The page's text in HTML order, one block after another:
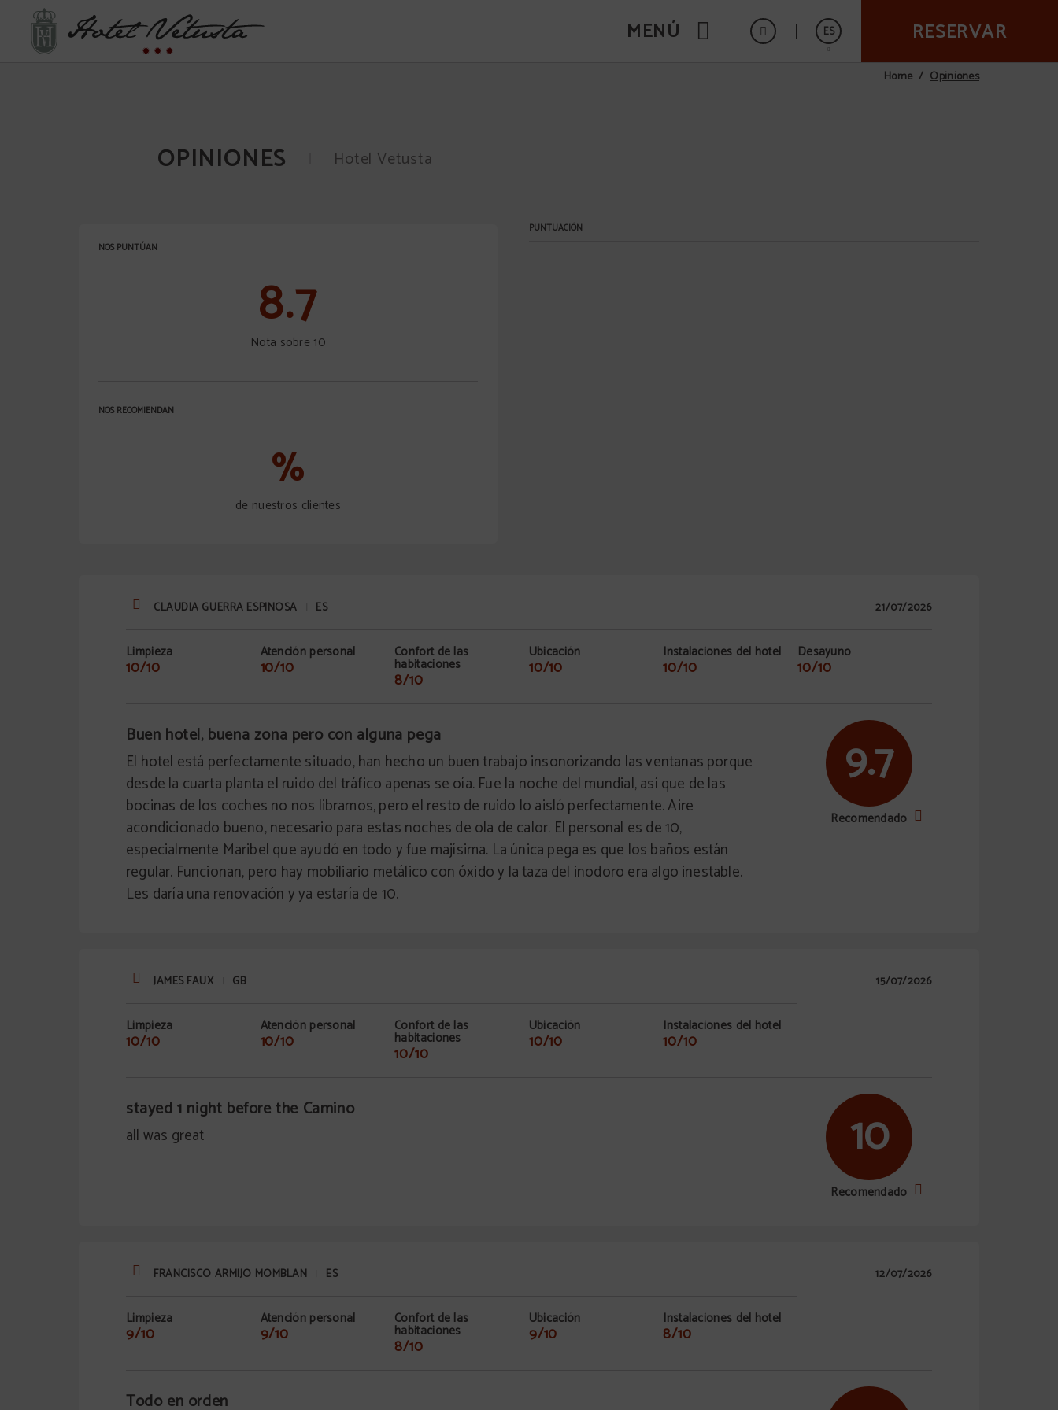
MENÚ ES RESERVAR
Home Opiniones
OPINIONES Hotel Vetusta
NOS PUNTÚAN
8.7
Nota sobre 10
NOS RECOMIENDAN
%
de nuestros clientes
PUNTUACIÓN
CLAUDIA GUERRA ESPINOSA ES 21/07/2026
Limpieza
10/10
Atención personal
10/10
Confort de las
habitaciones
8/10
Ubicación
10/10
Instalaciones del hotel
10/10
Desayuno
10/10
Buen hotel, buena zona pero con alguna pega
El hotel está perfectamente situado, han hecho un buen trabajo insonorizando las ventanas porque
desde la cuarta planta el ruido del tráfico apenas se oía. Fue la noche del mundial, así que de las
bocinas de los coches no nos libramos, pero el resto de ruido lo aisló perfectamente. Aire
acondicionado bueno, necesario para estas noches de ola de calor. El personal es de 10,
especialmente Maribel que ayudó en todo y fue majísima. La única pega es que los baños están
regular. Funcionan, pero hay mobiliario metálico con óxido y la taza del inodoro era algo inestable.
Les daría una renovación y ya estaría de 10.
9.7
Recomendado
JAMES FAUX GB 15/07/2026
Limpieza
10/10
Atención personal
10/10
Confort de las
habitaciones
10/10
Ubicación
10/10
Instalaciones del hotel
10/10
stayed 1 night before the Camino
all was great 10
Recomendado
FRANCISCO ARMIJO MOMBLAN ES 12/07/2026
Limpieza
9/10
Atención personal
9/10
Confort de las
habitaciones
8/10
Ubicación
9/10
Instalaciones del hotel
8/10
Todo en orden